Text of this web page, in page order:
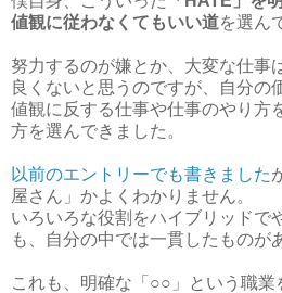
値観に従わなくてもいい道を選ん
努力するのが嫌とか、大変な仕事
良くないと思うのですが、自分の
値観に反する仕事や仕事のやり方
方を選んできました。
以前のエントリーでも書きました
屋さん」かよくわかりません。
いろいろな役割をハイブリッドで
も、自分の中では一貫したものが
これも、明確な「○○」という職